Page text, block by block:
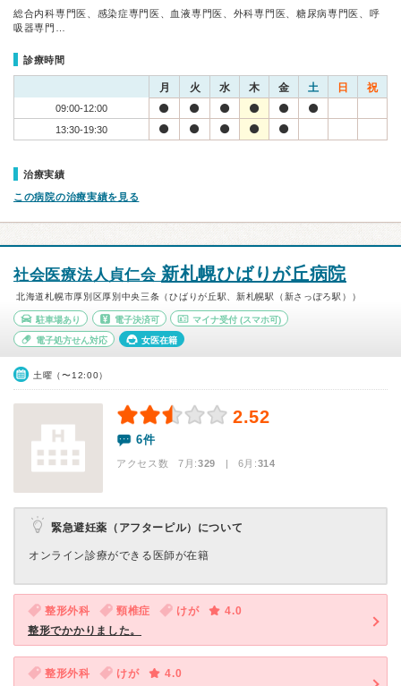
総合内科専門医、感染症専門医、血液専門医、外科専門医、糖尿病専門医、呼
吸器専門…
診療時間
月 火 水 木 金 土 日 祝
09:00-12:00
13:30-19:30
治療実績
この病院の治療実績を見る
社会医療法人貞仁会 新札幌ひばりが丘病院
北海道札幌市厚別区厚別中央三条（ひばりが丘駅、新札幌駅（新さっぽろ駅））
駐車場あり 電子決済可 マイナ受付 (スマホ可)
電子処方せん対応 女医在籍
土曜（〜12:00）
2.52
6件
アクセス数 7月:329 | 6月:314
緊急避妊薬（アフターピル）について
オンライン診療ができる医師が在籍
整形外科 頸椎症 けが
4.0
整形でかかりました。
整形外科 けが
4.0